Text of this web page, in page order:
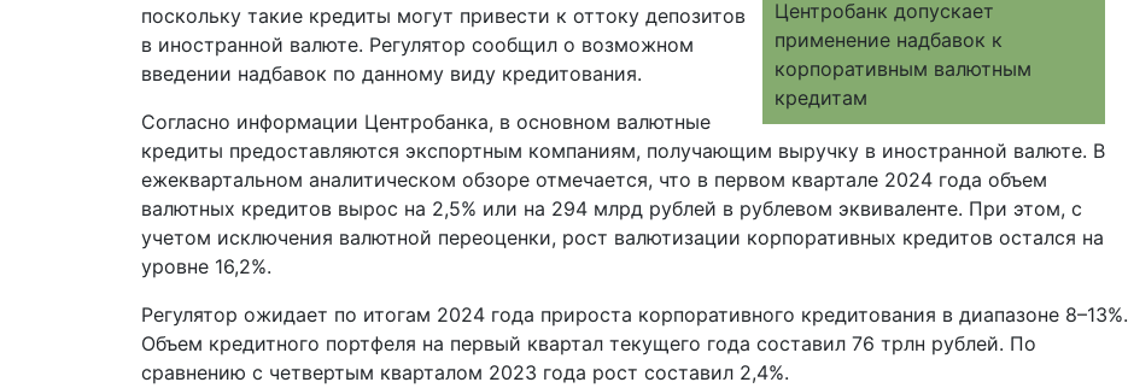
поскольку такие кредиты могут привести к оттоку депозитов
в иностранной валюте. Регулятор сообщил о возможном
введении надбавок по данному виду кредитования.
Согласно информации Центробанка, в основном валютные
кредиты предоставляются экспортным компаниям, получающим выручку в иностранной валюте. В
ежеквартальном аналитическом обзоре отмечается, что в первом квартале 2024 года объем
валютных кредитов вырос на 2,5% или на 294 млрд рублей в рублевом эквиваленте. При этом, с
учетом исключения валютной переоценки, рост валютизации корпоративных кредитов остался на
уровне 16,2%.
Регулятор ожидает по итогам 2024 года прироста корпоративного кредитования в диапазоне 8–13%.
Объем кредитного портфеля на первый квартал текущего года составил 76 трлн рублей. По
сравнению с четвертым кварталом 2023 года рост составил 2,4%.